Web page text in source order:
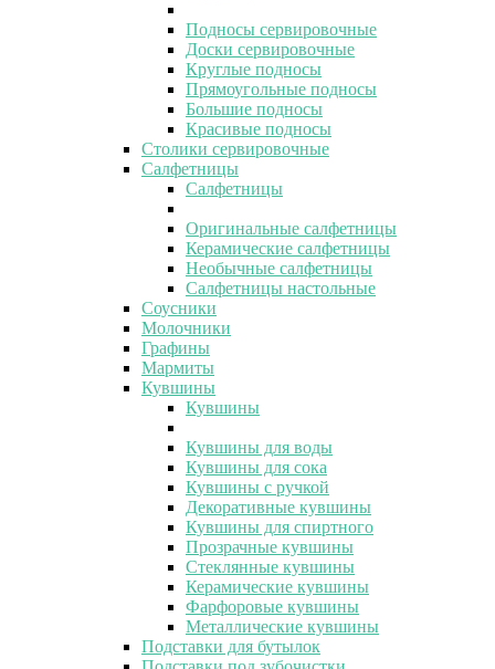
Подносы сервировочные
Доски сервировочные
Круглые подносы
Прямоугольные подносы
Большие подносы
Красивые подносы
Столики сервировочные
Салфетницы
Салфетницы
Оригинальные салфетницы
Керамические салфетницы
Необычные салфетницы
Салфетницы настольные
Соусники
Молочники
Графины
Мармиты
Кувшины
Кувшины
Кувшины для воды
Кувшины для сока
Кувшины с ручкой
Декоративные кувшины
Кувшины для спиртного
Прозрачные кувшины
Стеклянные кувшины
Керамические кувшины
Фарфоровые кувшины
Металлические кувшины
Подставки для бутылок